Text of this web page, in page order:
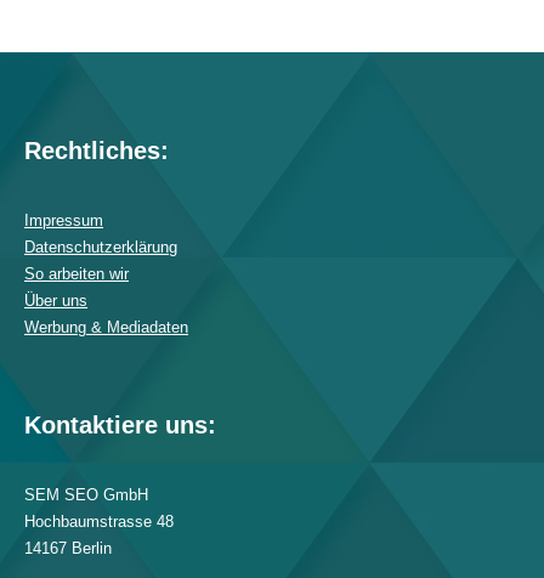
Rechtliches:
Impressum
Datenschutzerklärung
So arbeiten wir
Über uns
Werbung & Mediadaten
Kontaktiere uns:
SEM SEO GmbH
Hochbaumstrasse 48
14167 Berlin